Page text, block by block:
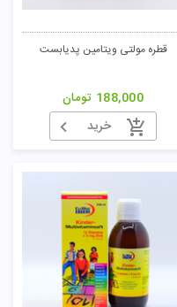
قطره مولتی ویتامین پدیابست
188,000 تومان
خرید